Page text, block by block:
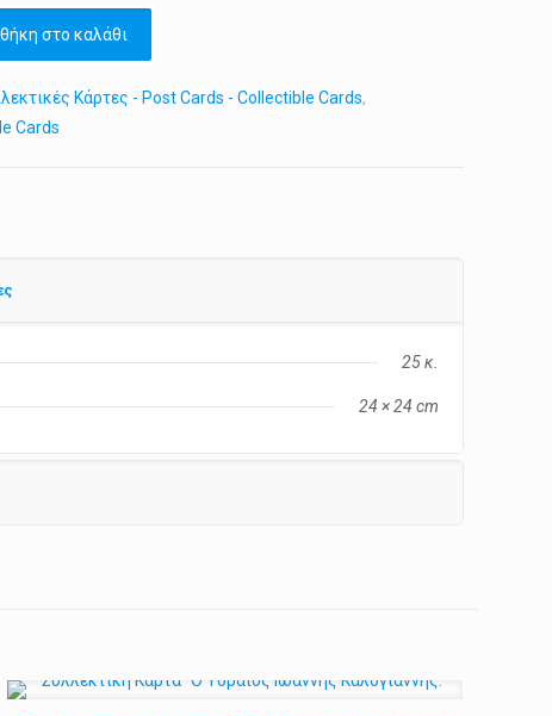
στο καλάθι
Κάρτες - Post Cards - Collectible Cards,
Cards
25 κ.
24 × 24 cm